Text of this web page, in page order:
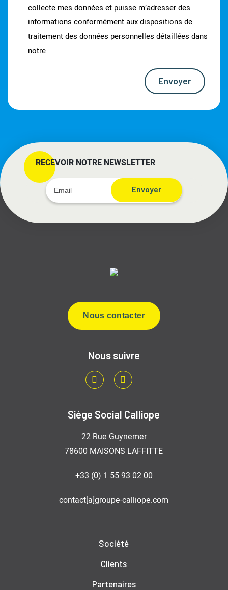
collecte mes données et puisse m’adresser des
informations conformément aux dispositions de
traitement des données personnelles détaillées dans
notre
Envoyer
RECEVOIR NOTRE NEWSLETTER
Envoyer
Nous contacter
Nous suivre
LinkedInYoutube
Siège Social Calliope
22 Rue Guynemer
78600 MAISONS LAFFITTE
+33 (0) 1 55 93 02 00
contact[a]groupe-calliope.com
Société
Clients
Partenaires